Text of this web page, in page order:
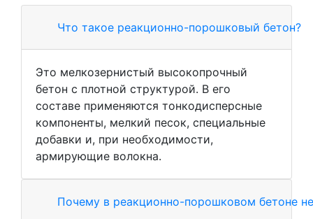
Что такое реакционно-порошковый бетон?
Это мелкозернистый высокопрочный
бетон с плотной структурой. В его
составе применяются тонкодисперсные
компоненты, мелкий песок, специальные
добавки и, при необходимости,
армирующие волокна.
Почему в реакционно-порошковом бетоне